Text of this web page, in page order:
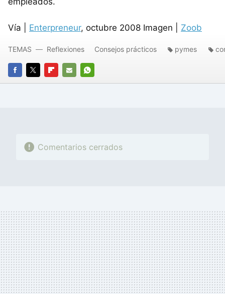
Vía | Enterpreneur, octubre 2008 Imagen | Zoob
FACEBOOK
TWITTERFLIPBOARD
E-
WHATSAPP
TEMAS Reflexiones Consejos prácticos pymes
Comentarios cerrados